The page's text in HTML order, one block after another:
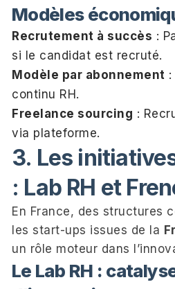
Modèles
Recrutement à succès :
si le candidat est recruté.
Modèle par abonnement
continu RH.
Freelance sourcing :
via plateforme.
3. Les
: Lab RH et
En France, des structures
les start-ups issues de la
un rôle moteur dans
Le Lab RH :